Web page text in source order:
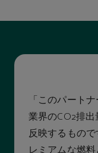
「このパート
業界のCO₂排出
反映するもの
レミアムな燃